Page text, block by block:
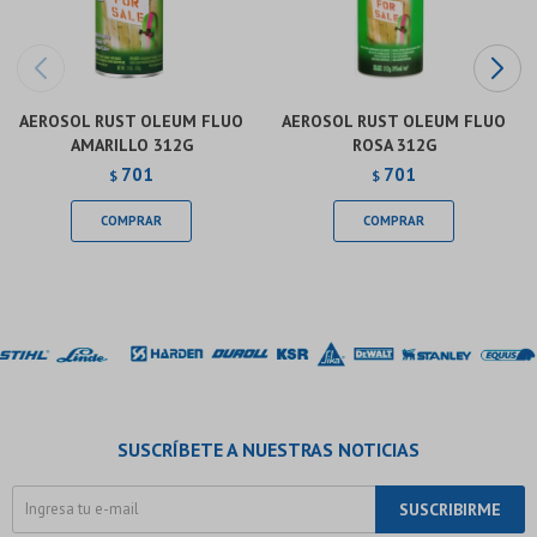
AEROSOL RUST OLEUM FLUO
AMARILLO 312G
$ 701
AEROSOL RUST OLEUM FLUO
ROSA 312G
$ 701
SUSCRÍBETE A NUESTRAS NOTICIAS
SUSCRIBIRME